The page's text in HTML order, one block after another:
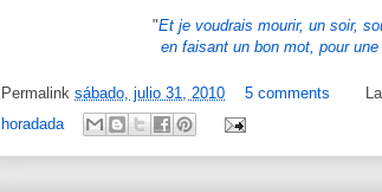
"Et je voudrais mourir, un soir,
en faisant un bon mot, pour
Permalink sábado, julio 31, 2010 5 comments
horadada